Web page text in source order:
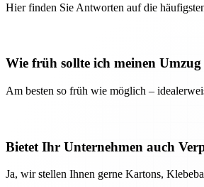
Hier finden Sie Antworten auf die
Wie früh sollte ich meinen Umzug
Am besten so früh wie möglich –
Bietet Ihr Unternehmen auch
Ja, wir stellen Ihnen gerne Kartons,